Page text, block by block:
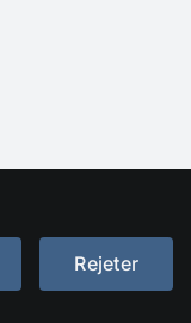
par
Rejeter